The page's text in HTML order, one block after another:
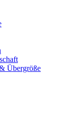
Übergröße